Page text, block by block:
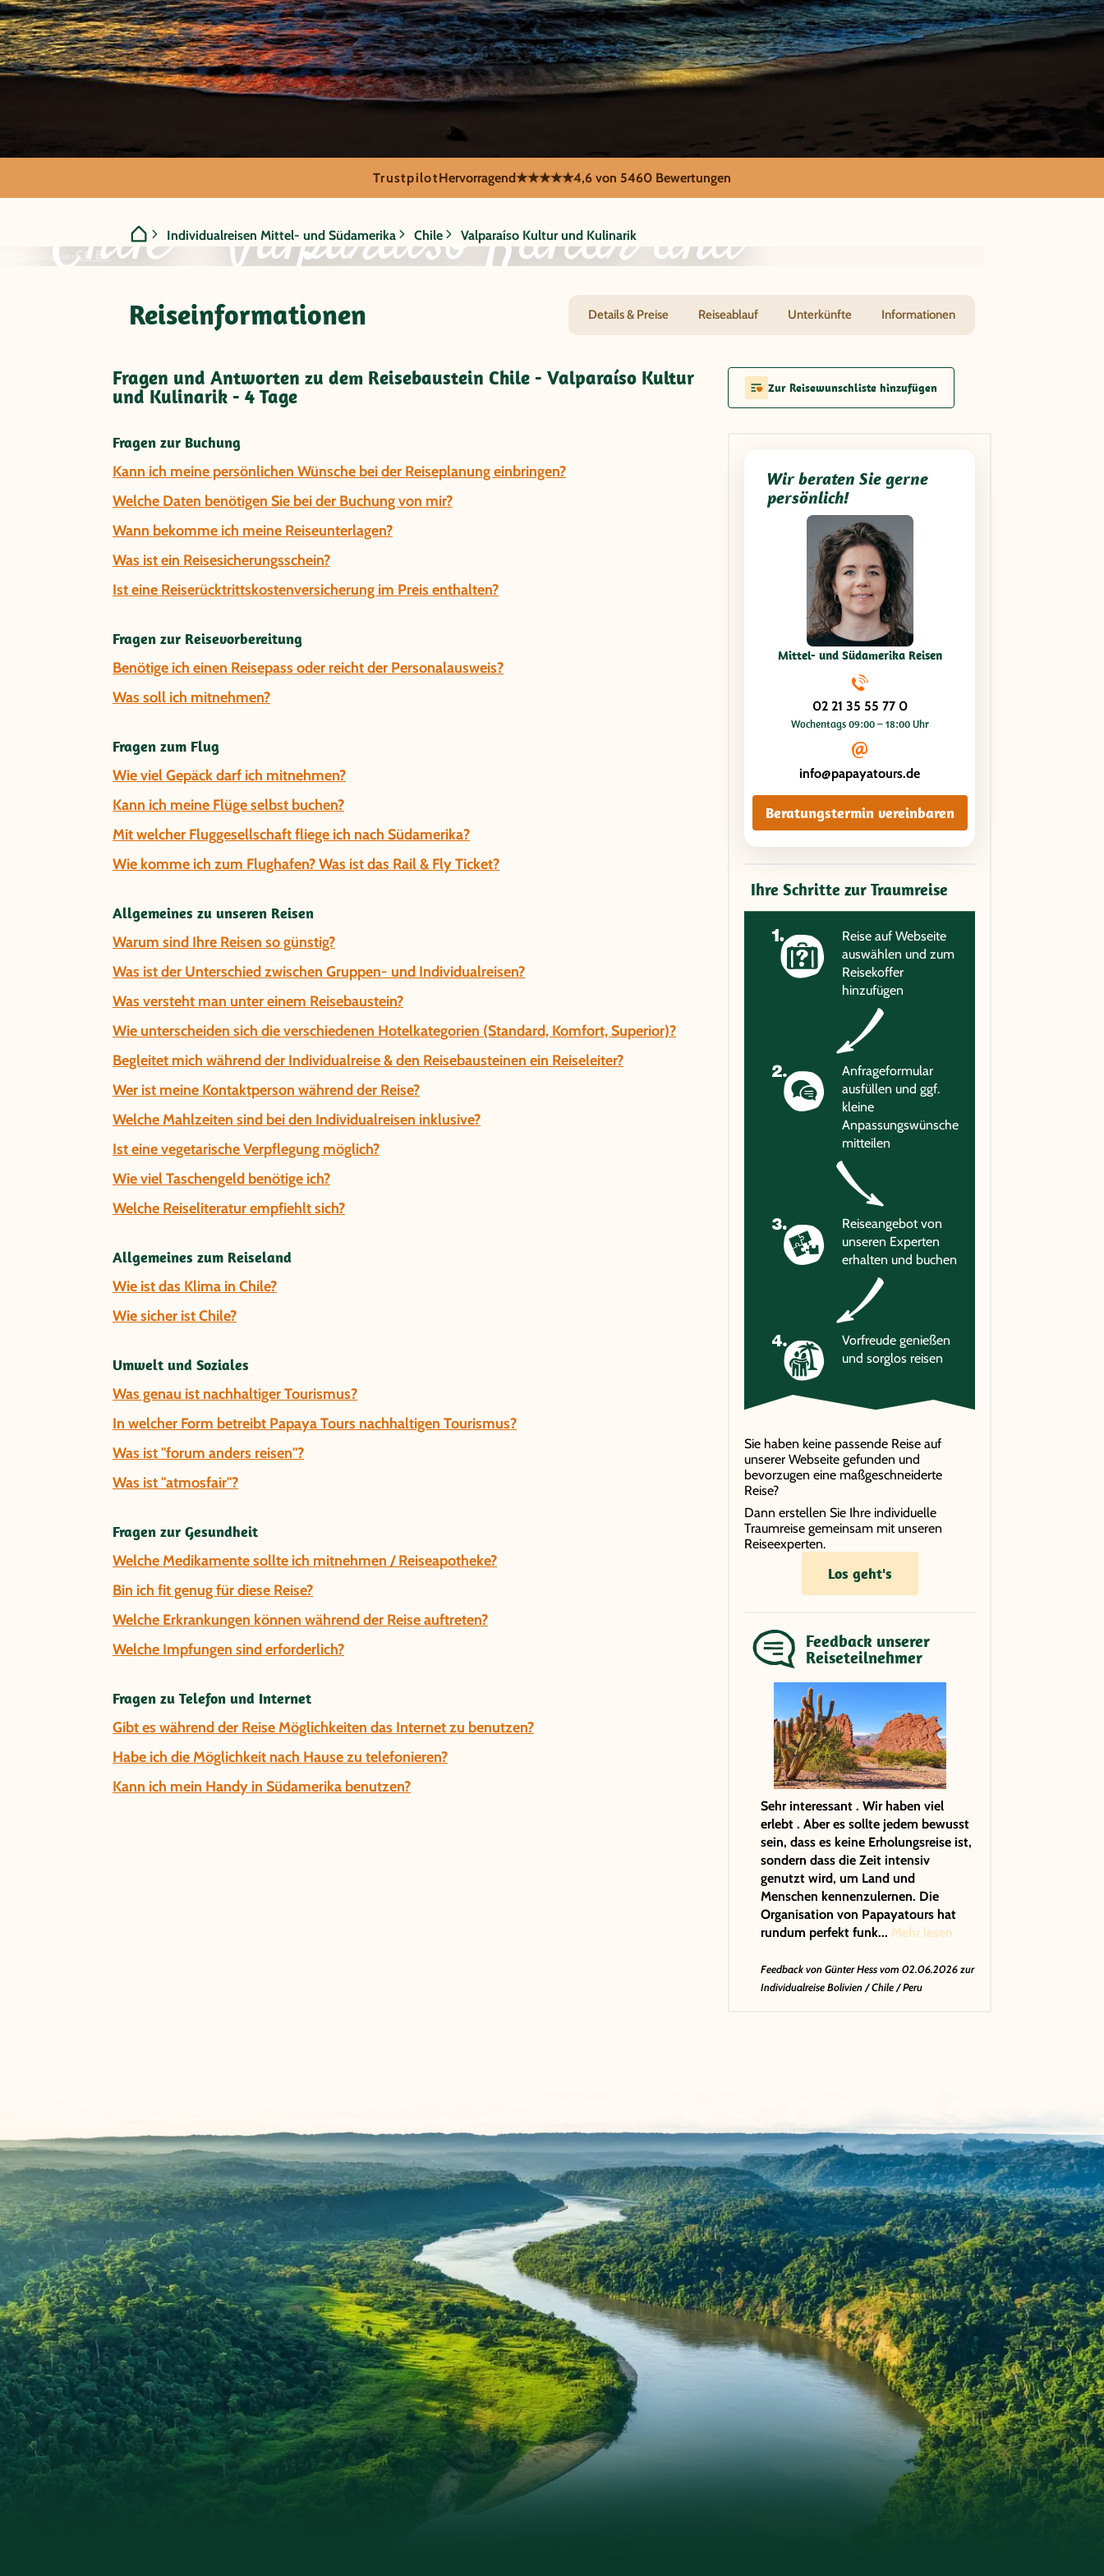
Chile - Valparaíso Kultur und
Kulinarik
TrustpilotHervorragend★★★★★4,6 von 5460 Bewertungen
Individualreisen Mittel- und Südamerika Chile
Valparaíso Kultur und Kulinarik
von Sergio BR / CC BY
Reiseinformationen Details & Preise Reiseablauf Unterkünfte Informationen
Fragen und Antworten zu dem Reisebaustein Chile - Valparaíso Kultur
und Kulinarik - 4 Tage Zur Reisewunschliste hinzufügen
Fragen zur Buchung
Kann ich meine persönlichen Wünsche bei der Reiseplanung einbringen?
Welche Daten benötigen Sie bei der Buchung von mir?
Wann bekomme ich meine Reiseunterlagen?
Was ist ein Reisesicherungsschein?
Ist eine Reiserücktrittskostenversicherung im Preis enthalten?
Fragen zur Reisevorbereitung
Benötige ich einen Reisepass oder reicht der Personalausweis?
Was soll ich mitnehmen?
Fragen zum Flug
Wie viel Gepäck darf ich mitnehmen?
Kann ich meine Flüge selbst buchen?
Mit welcher Fluggesellschaft fliege ich nach Südamerika?
Wie komme ich zum Flughafen? Was ist das Rail & Fly Ticket?
Allgemeines zu unseren Reisen
Warum sind Ihre Reisen so günstig?
Was ist der Unterschied zwischen Gruppen- und Individualreisen?
Was versteht man unter einem Reisebaustein?
Wie unterscheiden sich die verschiedenen Hotelkategorien (Standard, Komfort, Superior)?
Begleitet mich während der Individualreise & den Reisebausteinen ein Reiseleiter?
Wer ist meine Kontaktperson während der Reise?
Welche Mahlzeiten sind bei den Individualreisen inklusive?
Ist eine vegetarische Verpflegung möglich?
Wie viel Taschengeld benötige ich?
Welche Reiseliteratur empfiehlt sich?
Allgemeines zum Reiseland
Wie ist das Klima in Chile?
Wie sicher ist Chile?
Umwelt und Soziales
Was genau ist nachhaltiger Tourismus?
In welcher Form betreibt Papaya Tours nachhaltigen Tourismus?
Was ist "forum anders reisen"?
Was ist "atmosfair"?
Fragen zur Gesundheit
Welche Medikamente sollte ich mitnehmen / Reiseapotheke?
Bin ich fit genug für diese Reise?
Welche Erkrankungen können während der Reise auftreten?
Welche Impfungen sind erforderlich?
Fragen zu Telefon und Internet
Gibt es während der Reise Möglichkeiten das Internet zu benutzen?
Habe ich die Möglichkeit nach Hause zu telefonieren?
Kann ich mein Handy in Südamerika benutzen?
Wir beraten Sie gerne
persönlich!
Mittel- und Südamerika Reisen
02 21 35 55 77 0
Wochentags 09:00 – 18:00 Uhr
info@papayatours.de
Beratungstermin vereinbaren
Ihre Schritte zur Traumreise
Reise auf Webseite
auswählen und zum
Reisekoffer
hinzufügen
Anfrageformular
ausfüllen und ggf.
kleine
Anpassungswünsche
mitteilen
Reiseangebot von
unseren Experten
erhalten und buchen
Vorfreude genießen
und sorglos reisen
Sie haben keine passende Reise auf
unserer Webseite gefunden und
bevorzugen eine maßgeschneiderte
Reise?
Dann erstellen Sie Ihre individuelle
Traumreise gemeinsam mit unseren
Reiseexperten.
Los geht's
Feedback unserer
Reiseteilnehmer
Sehr interessant . Wir haben viel
erlebt . Aber es sollte jedem bewusst
sein, dass es keine Erholungsreise ist,
sondern dass die Zeit intensiv
genutzt wird, um Land und
Menschen kennenzulernen. Die
Organisation von Papayatours hat
rundum perfekt funk... Mehr lesen
Feedback vonGünter Hessvom 02.06.2026 zur
Individualreise Bolivien / Chile / Peru